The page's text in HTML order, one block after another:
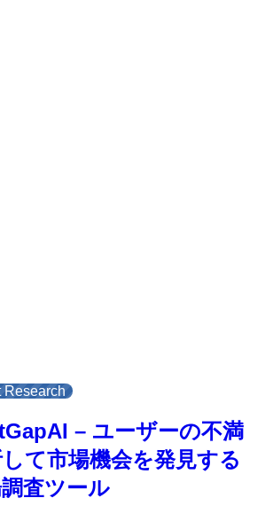
Research
– ユーザーの不満
て市場機会を発見する
査ツール